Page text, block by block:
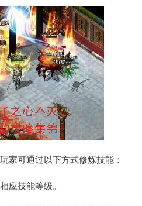
家可通过以下方式修炼技能：
应技能等级。